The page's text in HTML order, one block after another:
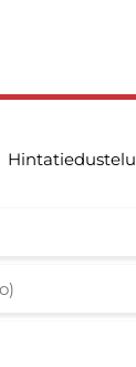
Hintatiedustelu